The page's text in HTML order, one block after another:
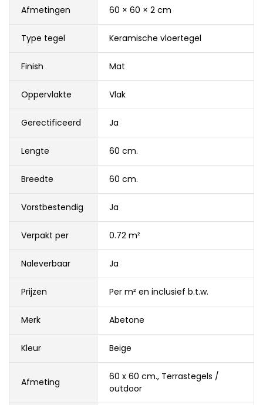
Afmetingen 60 × 60 × 2 cm
Type tegel Keramische vloertegel
Finish Mat
Oppervlakte Vlak
Gerectificeerd Ja
Lengte 60 cm.
Breedte 60 cm.
Vorstbestendig Ja
Verpakt per 0.72 m²
Naleverbaar Ja
Prijzen Per m² en inclusief b.t.w.
Merk Abetone
Kleur Beige
Afmeting 60 x 60 cm., Terrastegels /
outdoor